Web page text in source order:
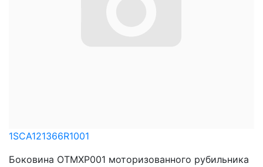
1SCA121366R1001
Боковина OTMXP001 моторизованного рубильника